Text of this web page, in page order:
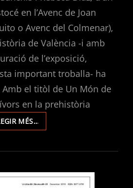
en l’Avenc de Joan
o Avenc del Colmenar),
de València -i amb
de l’exposició,
important troballa- ha
el titòl de Un Món de
en la prehistòria
MÉS…
«UN
DE
GRANS
CARNÍVORS